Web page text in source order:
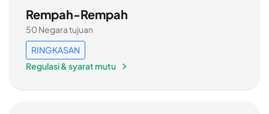
Rempah-Rempah
50 Negara tujuan
RINGKASAN
Regulasi & syarat mutu